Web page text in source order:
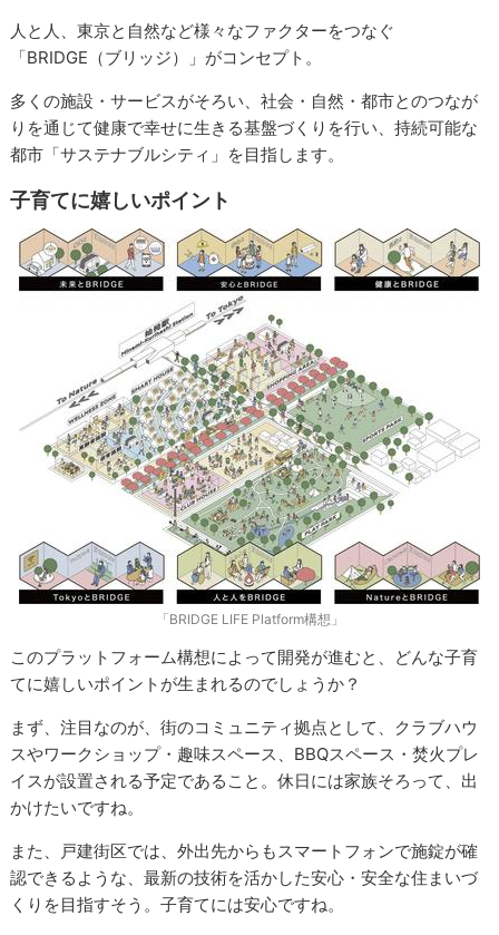
人と人、東京と自然など様々なファクターをつなぐ
「BRIDGE（ブリッジ）」がコンセプト。
多くの施設・サービスがそろい、社会・自然・都市とのつなが
りを通じて健康で幸せに生きる基盤づくりを行い、持続可能な
都市「サステナブルシティ」を目指します。
子育てに嬉しいポイント
「BRIDGE LIFE Platform構想」
このプラットフォーム構想によって開発が進むと、どんな子育
てに嬉しいポイントが生まれるのでしょうか？
まず、注目なのが、街のコミュニティ拠点として、クラブハウ
スやワークショップ・趣味スペース、BBQスペース・焚火プレ
イスが設置される予定であること。休日には家族そろって、出
かけたいですね。
また、戸建街区では、外出先からもスマートフォンで施錠が確
認できるような、最新の技術を活かした安心・安全な住まいづ
くりを目指すそう。子育てには安心ですね。